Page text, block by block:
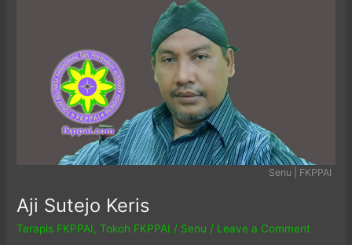
Senu | FKPPAI
Aji Sutejo Keris
Terapis FKPPAI,Tokoh FKPPAI / Senu / Leave a Comment